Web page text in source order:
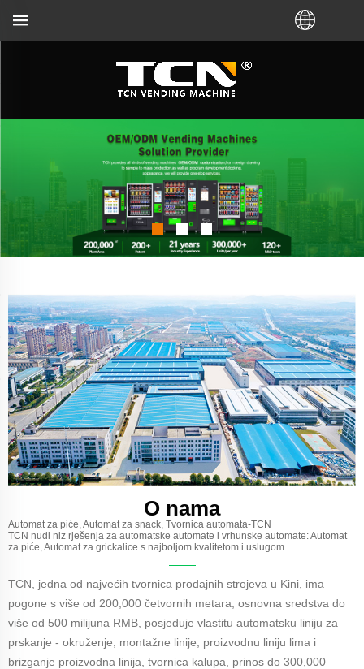
O nama
Automat za piće, Automat za snack, Tvornica automata-TCN
TCN nudi niz rješenja za automatske automate i vrhunske automate: Automat
za piće, Automat za grickalice s najboljom kvalitetom i uslugom.
TCN, jedna od najvećih tvornica prodajnih strojeva u Kini, ima
pogone s više od 200,000 četvornih metara, osnovna sredstva do
više od 500 milijuna RMB, posjeduje vlastitu automatsku liniju za
prskanje - okruženje, montažne linije, proizvodnu liniju lima i
brizganje proizvodna linija, tvornica kalupa, prinos do 300,000
TCN Kina će vas podržati za smjernice za